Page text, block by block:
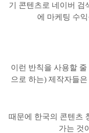
기 콘텐츠로 네이버 검
에 마케팅 수
이런 반칙을 사용할 줄
으로 하는) 제작자들은
때문에 한국의 콘텐츠
가는 것